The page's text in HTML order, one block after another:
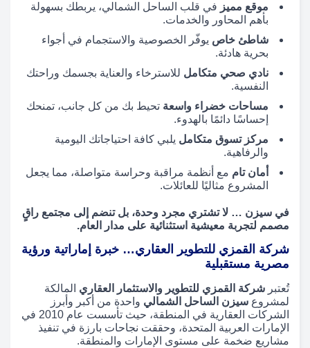
موقع مميز في قلب الساحل الشمالي، يربطك بسهولة
بأهم المحاور والخدمات.
شاطئ خاص يوفّر الخصوصية والاستجمام في أجواء
بحرية هادئة.
نادي صحي متكامل للاسترخاء والعناية بجسمك وراحتك
النفسية.
مساحات خضراء واسعة تحيط بك من كل جانب، تمنحك
إحساسًا دائمًا بالهدوء.
مركز تسوق متكامل يلبي كافة احتياجاتك اليومية
والرفاهية.
أمان تام مع أنظمة مراقبة وحراسة متواصلة، مما يجعل
المشروع مثاليًا للعائلات.
في سيزن … لا تشتري مجرد وحدة، بل تنضم إلى مجتمع راقٍ
مصمم لتجربة معيشية استثنائية على مدار العام.
شركة القمزي للتطوير العقاري… خبرة إماراتية ورؤية
مصرية مستقبلية
تُعتبر شركة القمزي للتطوير والاستثمار العقاري المالكة
لمشروع سيزن الساحل الشمالي واحدة من أكبر وأبرز
الشركات العقارية في المنطقة، حيث تأسست عام 2010 في
الإمارات العربية المتحدة، وحققت نجاحات بارزة في تنفيذ
مشاريع ضخمة على مستوى الإمارات والمنطقة.